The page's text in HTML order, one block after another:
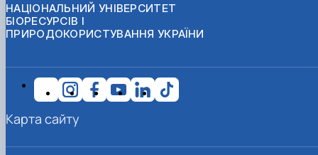
НАЦІОНАЛЬНИЙ УНІВЕРСИТЕТ
БІОРЕСУРСІВ І
ПРИРОДОКОРИСТУВАННЯ УКРАЇНИ
Карта сайту